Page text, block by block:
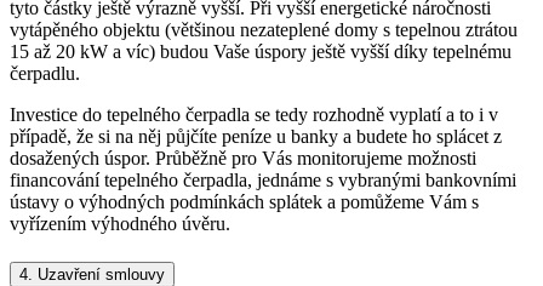
tyto částky ještě výrazně vyšší. Při vyšší energetické náročnosti
vytápěného objektu (většinou nezateplené domy s tepelnou ztrátou
15 až 20 kW a víc) budou Vaše úspory ještě vyšší díky tepelnému
čerpadlu.
Investice do tepelného čerpadla se tedy rozhodně vyplatí a to i v
případě, že si na něj půjčíte peníze u banky a budete ho splácet z
dosažených úspor. Průběžně pro Vás monitorujeme možnosti
financování tepelného čerpadla, jednáme s vybranými bankovními
ústavy o výhodných podmínkách splátek a pomůžeme Vám s
vyřízením výhodného úvěru.
4. Uzavření smlouvy